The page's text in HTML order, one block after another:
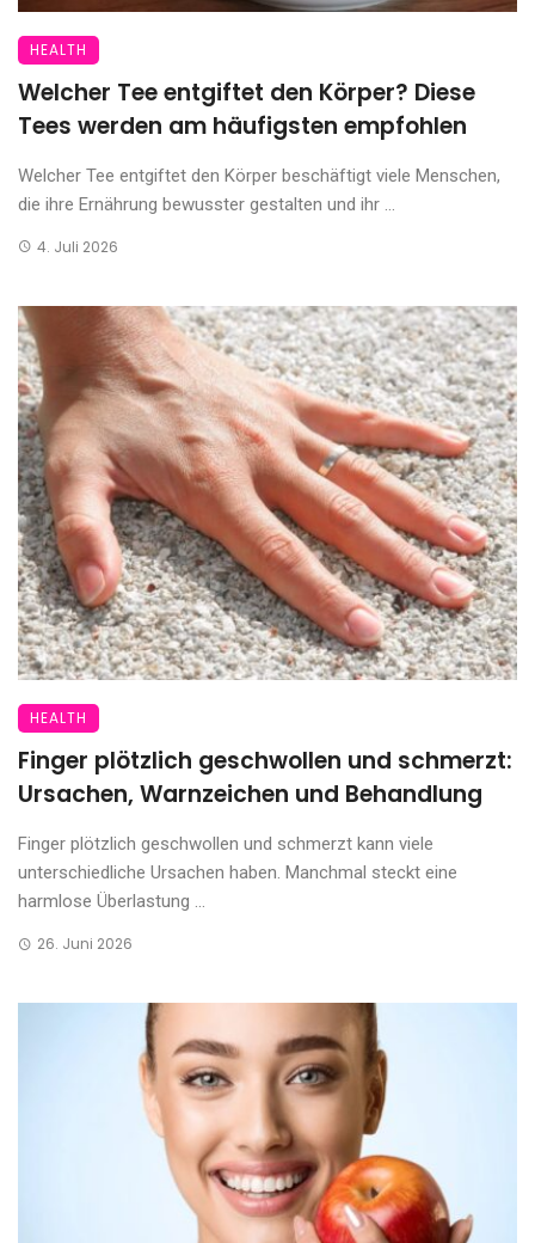
HEALTH
Welcher Tee entgiftet den Körper? Diese
Tees werden am häufigsten empfohlen
Welcher Tee entgiftet den Körper beschäftigt viele Menschen,
die ihre Ernährung bewusster gestalten und ihr ...
4. Juli 2026
HEALTH
Finger plötzlich geschwollen und schmerzt:
Ursachen, Warnzeichen und Behandlung
Finger plötzlich geschwollen und schmerzt kann viele
unterschiedliche Ursachen haben. Manchmal steckt eine
harmlose Überlastung ...
26. Juni 2026